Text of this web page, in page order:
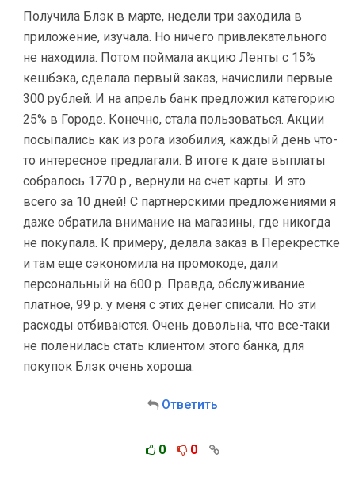
Получила Блэк в марте, недели три заходила в
приложение, изучала. Но ничего привлекательного
не находила. Потом поймала акцию Ленты с 15%
кешбэка, сделала первый заказ, начислили первые
300 рублей. И на апрель банк предложил категорию
25% в Городе. Конечно, стала пользоваться. Акции
посыпались как из рога изобилия, каждый день что-
то интересное предлагали. В итоге к дате выплаты
собралось 1770 р., вернули на счет карты. И это
всего за 10 дней! С партнерскими предложениями я
даже обратила внимание на магазины, где никогда
не покупала. К примеру, делала заказ в Перекрестке
и там еще сэкономила на промокоде, дали
персональный на 600 р. Правда, обслуживание
платное, 99 р. у меня с этих денег списали. Но эти
расходы отбиваются. Очень довольна, что все-таки
не поленилась стать клиентом этого банка, для
покупок Блэк очень хороша.
Ответить
0 0